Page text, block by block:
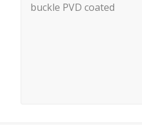
buckle PVD coated